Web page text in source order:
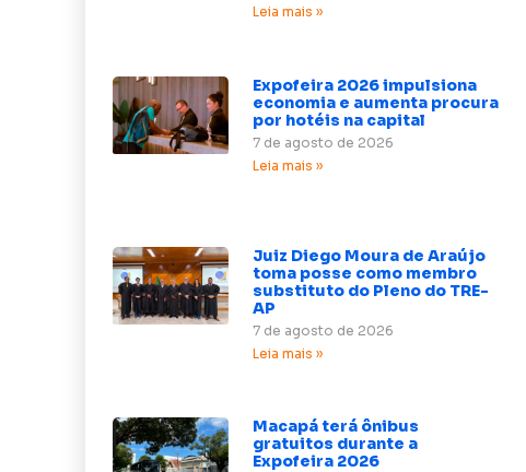
Leia mais »
Expofeira 2026 impulsiona
economia e aumenta procura
por hotéis na capital
7 de agosto de 2026
Leia mais »
Juiz Diego Moura de Araújo
toma posse como membro
substituto do Pleno do TRE-
AP
7 de agosto de 2026
Leia mais »
Macapá terá ônibus
gratuitos durante a
Expofeira 2026